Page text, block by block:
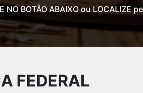
BOTÃO ABAIXO ou LOCALIZE
FEDERAL